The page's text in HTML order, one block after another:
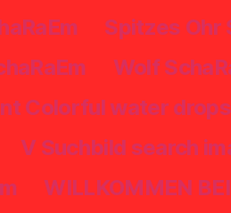
Spitzes Ohr
Wolf
Colorful water drops
V Suchbild search
WILLKOMMEN